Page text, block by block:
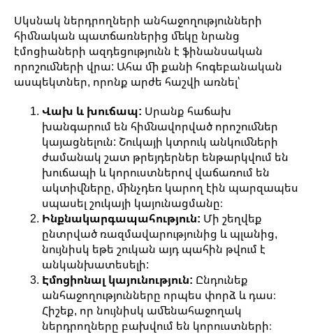
Սկսնակ ներդրողների անհաջողությունների
հիմնական պատճառներից մեկը նրանց
էմոցիաների ազդեցությունն է ֆինանսական
որոշումների վրա: Ահա մի քանի հոգեբանական
ասպեկտներ, որոնք արժե հաշվի առնել՝
Վախ և խուճապ: Սրանք հաճախ
խանգարում են հիմնավորված որոշումներ
կայացնելուն: Շուկայի կտրուկ անկումների
ժամանակ շատ թրեյդերներ ենթարկվում են
խուճապի և կորուստներով վաճառում են
ակտիվները, մինչդեռ կարող էին պարզապես
սպասել շուկայի կայունացմանը։
Ինքնակարգապահություն: Մի շեղվեք
ընտրված ռազմավարությունից և պլանից,
նույնիսկ եթե շուկան այդ պահին թվում է
անկանխատեսելի:
Էմոցիոնալ կայունություն: Ընդունեք
անհաջողությունները որպես փորձ և դաս։
Հիշեք, որ նույնիսկ ամենահաջողակ
ներդրողները բախվում են կորուստների։